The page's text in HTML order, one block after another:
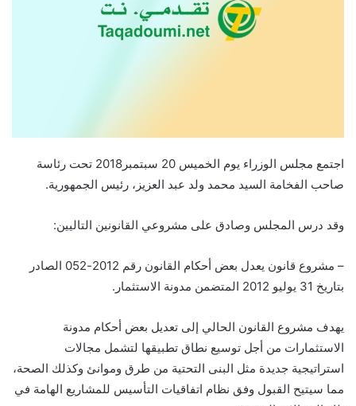
اجتمع مجلس الوزراء يوم الخميس 20 سبتمبر2018 تحت رئاسة
صاحب الفخامة السيد محمد ولد عبد العزيز، رئيس الجمهورية.
وقد درس المجلس وصادق على مشروعي القانونين التاليين:
– مشروع قانون يعدل بعض أحكام القانون رقم 2012-052 الصادر
بتاريخ 31 يوليو 2012 المتضمن مدونة الاستثمار.
يهدف مشروع القانون الحالي إلى تعديل بعض أحكام مدونة
الاستثمارات من أجل توسيع نطاق تطبيقها لتشمل مجالات
استراتيجية جديدة مثل البنى التحتية من طرق وموانئ وكذلك الصحة،
مما سيتيح القبول وفق نظام اتفاقيات التأسيس للمشاريع الهامة في